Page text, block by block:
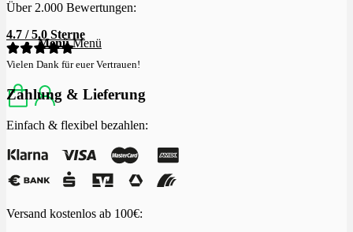
Menü Menü
Über 2.000 Bewertungen:
4.7 / 5.0 Sterne
Vielen Dank für euer Vertrauen!
Zahlung & Lieferung
Einfach & flexibel bezahlen:
Versand kostenlos ab 100€: